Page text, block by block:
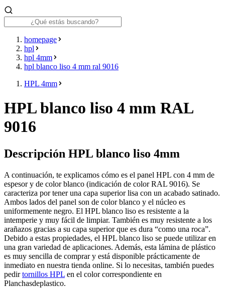
homepage
hpl
hpl 4mm
hpl blanco liso 4 mm ral 9016
HPL 4mm
HPL blanco liso 4 mm RAL
9016
Descripción HPL blanco liso 4mm
A continuación, te explicamos cómo es el panel HPL con 4 mm de
espesor y de color blanco (indicación de color RAL 9016). Se
caracteriza por tener una capa superior lisa con un acabado satinado.
Ambos lados del panel son de color blanco y el núcleo es
uniformemente negro. El HPL blanco liso es resistente a la
intemperie y muy fácil de limpiar. También es muy resistente a los
arañazos gracias a su capa superior que es dura “como una roca”.
Debido a estas propiedades, el HPL blanco liso se puede utilizar en
una gran variedad de aplicaciones. Además, esta lámina de plástico
es muy sencilla de comprar y está disponible prácticamente de
inmediato en nuestra tienda online. Si lo necesitas, también puedes
pedirtornillos HPL en el color correspondiente en
Planchasdeplastico.